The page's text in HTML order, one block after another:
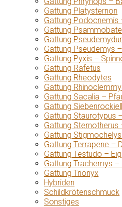
Gattung Platysternon
Gattung Podocnemis
Gattung
Gattung
Gattung Pseudemys
Gattung Pyxis –
Gattung Rafetus
Gattung Rheodytes
Gattung
Gattung Sacalia –
Gattung
Gattung Staurotypus
Gattung
Gattung
Gattung Terrapene –
Gattung Testudo –
Gattung Trachemys
Gattung Trionyx
Hybriden
Schildkrötenschmuck
Sonstiges